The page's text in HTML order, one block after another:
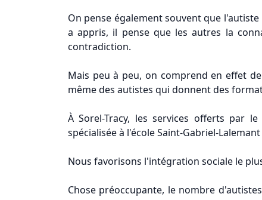
On pense également souvent que
a appris, il pense que les autres la
contradiction.
Mais peu à peu, on comprend en effet
même des autistes qui donnent des
À Sorel-Tracy, les services offerts par
spécialisée à l'école Saint-Gabriel-
Nous favorisons l'intégration sociale le
Chose préoccupante, le nombre